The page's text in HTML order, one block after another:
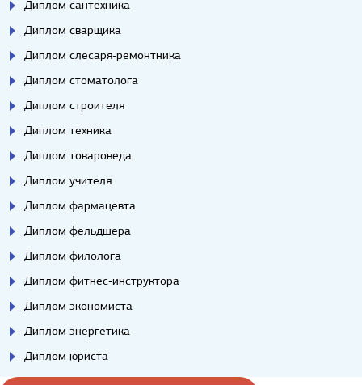
Диплом сантехника
Диплом сварщика
Диплом слесаря-ремонтника
Диплом стоматолога
Диплом строителя
Диплом техника
Диплом товароведа
Диплом учителя
Диплом фармацевта
Диплом фельдшера
Диплом филолога
Диплом фитнес-инструктора
Диплом экономиста
Диплом энергетика
Диплом юриста